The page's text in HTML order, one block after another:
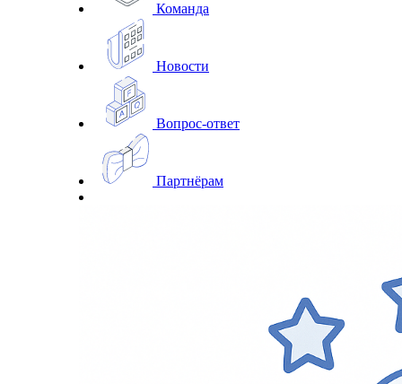
Команда
Новости
Вопрос-ответ
Партнёрам